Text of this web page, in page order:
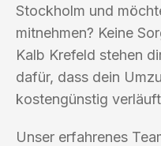
Stockholm und
mitnehmen? Keine
Kalb Krefeld stehen
dafür, dass dein
kostengünstig
Unser erfahrenes